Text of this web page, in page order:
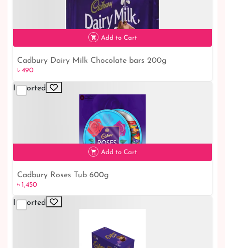
৳ 1,450
Cadbury Roses Tub 600g
৳ 1,450
Imported
৳ 1,150
Cadbury Cake 288gm
৳ 1,150
Imported